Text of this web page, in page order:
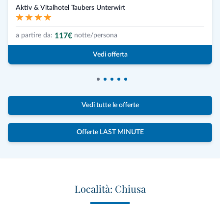
Aktiv & Vitalhotel Taubers Unterwirt
a partire da: 117€ notte/persona
Vedi offerta
Vedi tutte le offerte
Offerte LAST MINUTE
Località: Chiusa